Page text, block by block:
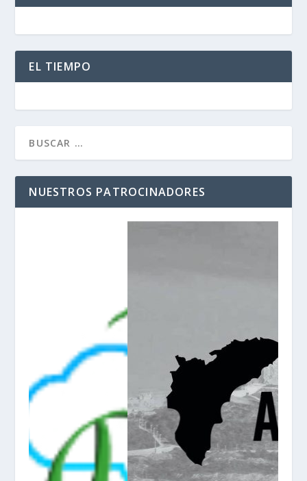
EL TIEMPO
NUESTROS PATROCINADORES